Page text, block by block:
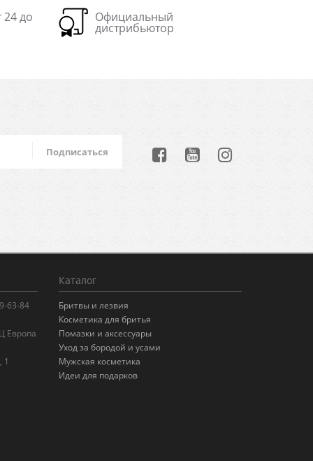
24 до Официальный
дистрибьютор
Подписаться
63-84
Европа
1
Каталог
Бритвы и лезвия
Косметика для бритья
Помазки и аксессуары
Уход за бородой и усами
Мужская косметика
Идеи для подарков